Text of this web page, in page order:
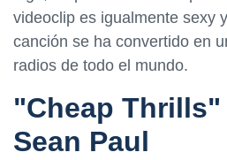
videoclip es igualmente sexy
canción se ha convertido en
radios de todo el mundo.
"Cheap Thrills"
Sean Paul